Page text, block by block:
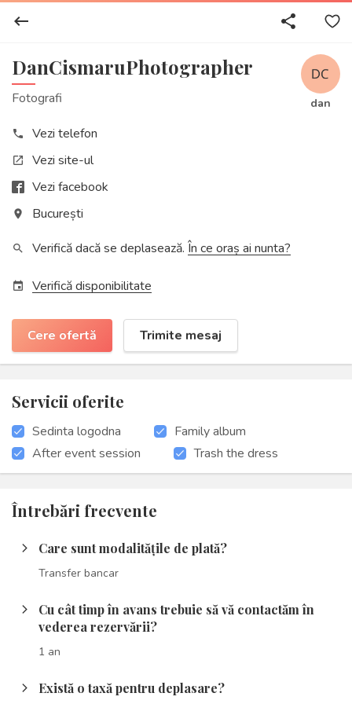
keyboard_backspace share
DanCismaruPhotographer
Fotografi dan
phone Vezi telefon
open_in_new
Vezi site-ul
Vezi facebook
place București
search Verifică dacă se deplasează. În ce oraș ai nunta?
event Verifică disponibilitate
Cere ofertă Trimite mesaj
Servicii oferite
Sedinta logodna
Family album
After event session
Trash the dress
Întrebări frecvente
arrow_forward_ios Care sunt modalitățile de plată?
Transfer bancar
arrow_forward_ios
Cu cât timp în avans trebuie să vă contactăm în
vederea rezervării?
1 an
arrow_forward_ios Există o taxă pentru deplasare?